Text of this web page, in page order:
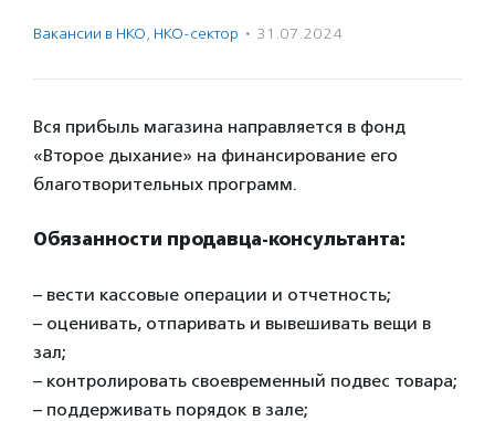
Вакансии в НКО, НКО-сектор · 31.07.2024
Вся прибыль магазина направляется в фонд
«Второе дыхание» на финансирование его
благотворительных программ.
Обязанности продавца-консультанта:
– вести кассовые операции и отчетность;
– оценивать, отпаривать и вывешивать вещи в
зал;
– контролировать своевременный подвес товара;
– поддерживать порядок в зале;